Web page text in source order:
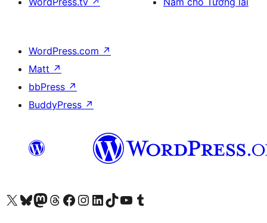
WordPress.com ↗
Matt ↗
bbPress ↗
BuddyPress ↗
Truy cập tài khoản X (trước đây là Twitter) của chúng tôiVisit our Bluesky account
Visit our Mastodon account
Visit our Threads account
Xem trang Facebook của chúng tôiTruy cập tài khoản Instagram của chúng tôiTruy cập tài khoản LinkedIn của chúng tôiVisit our TikTok account
Truy cập kênh YouTube của chúng tôi Visit our Tumblr account